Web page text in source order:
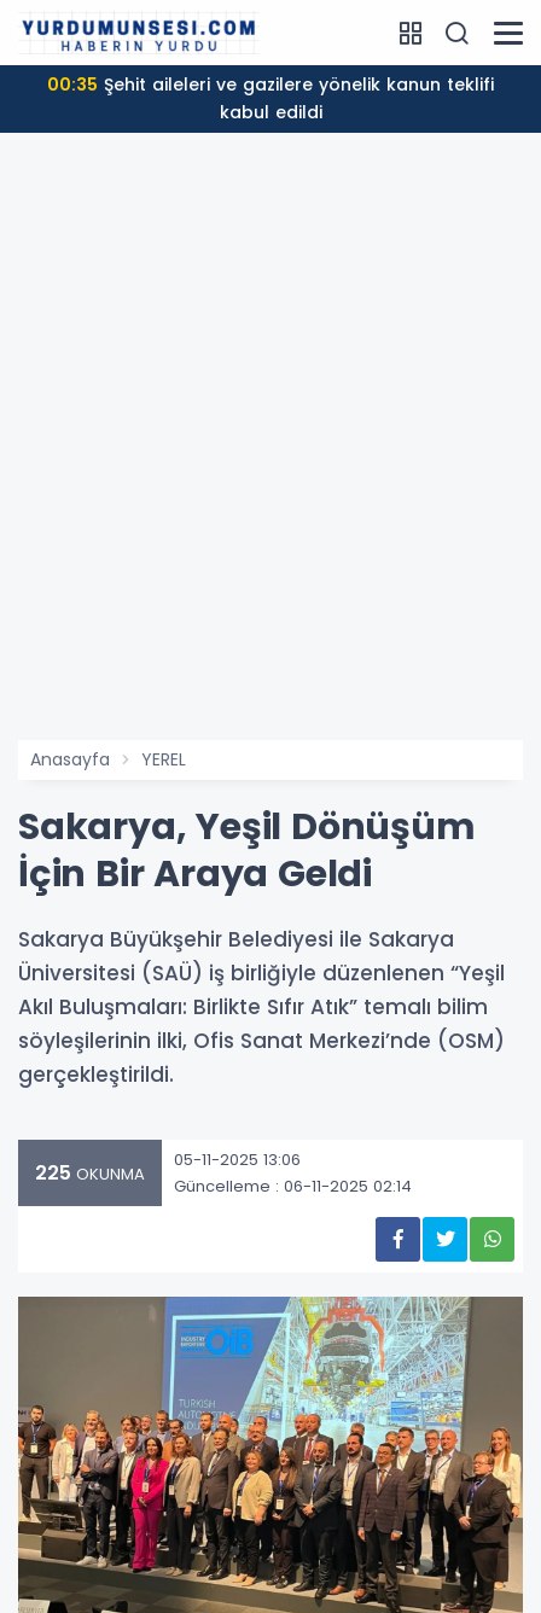
00:35
kabul edildi
Anasayfa YEREL
Sakarya, Yeşil Dönüşüm
İçin Bir Araya Geldi
Sakarya Büyükşehir Belediyesi ile Sakarya
Üniversitesi (SAÜ) iş birliğiyle düzenlenen “Yeşil
Akıl Buluşmaları: Birlikte Sıfır Atık” temalı bilim
söyleşilerinin ilki, Ofis Sanat Merkezi’nde (OSM)
gerçekleştirildi.
225 OKUNMA
05-11-2025 13:06
Güncelleme : 06-11-2025 02:14